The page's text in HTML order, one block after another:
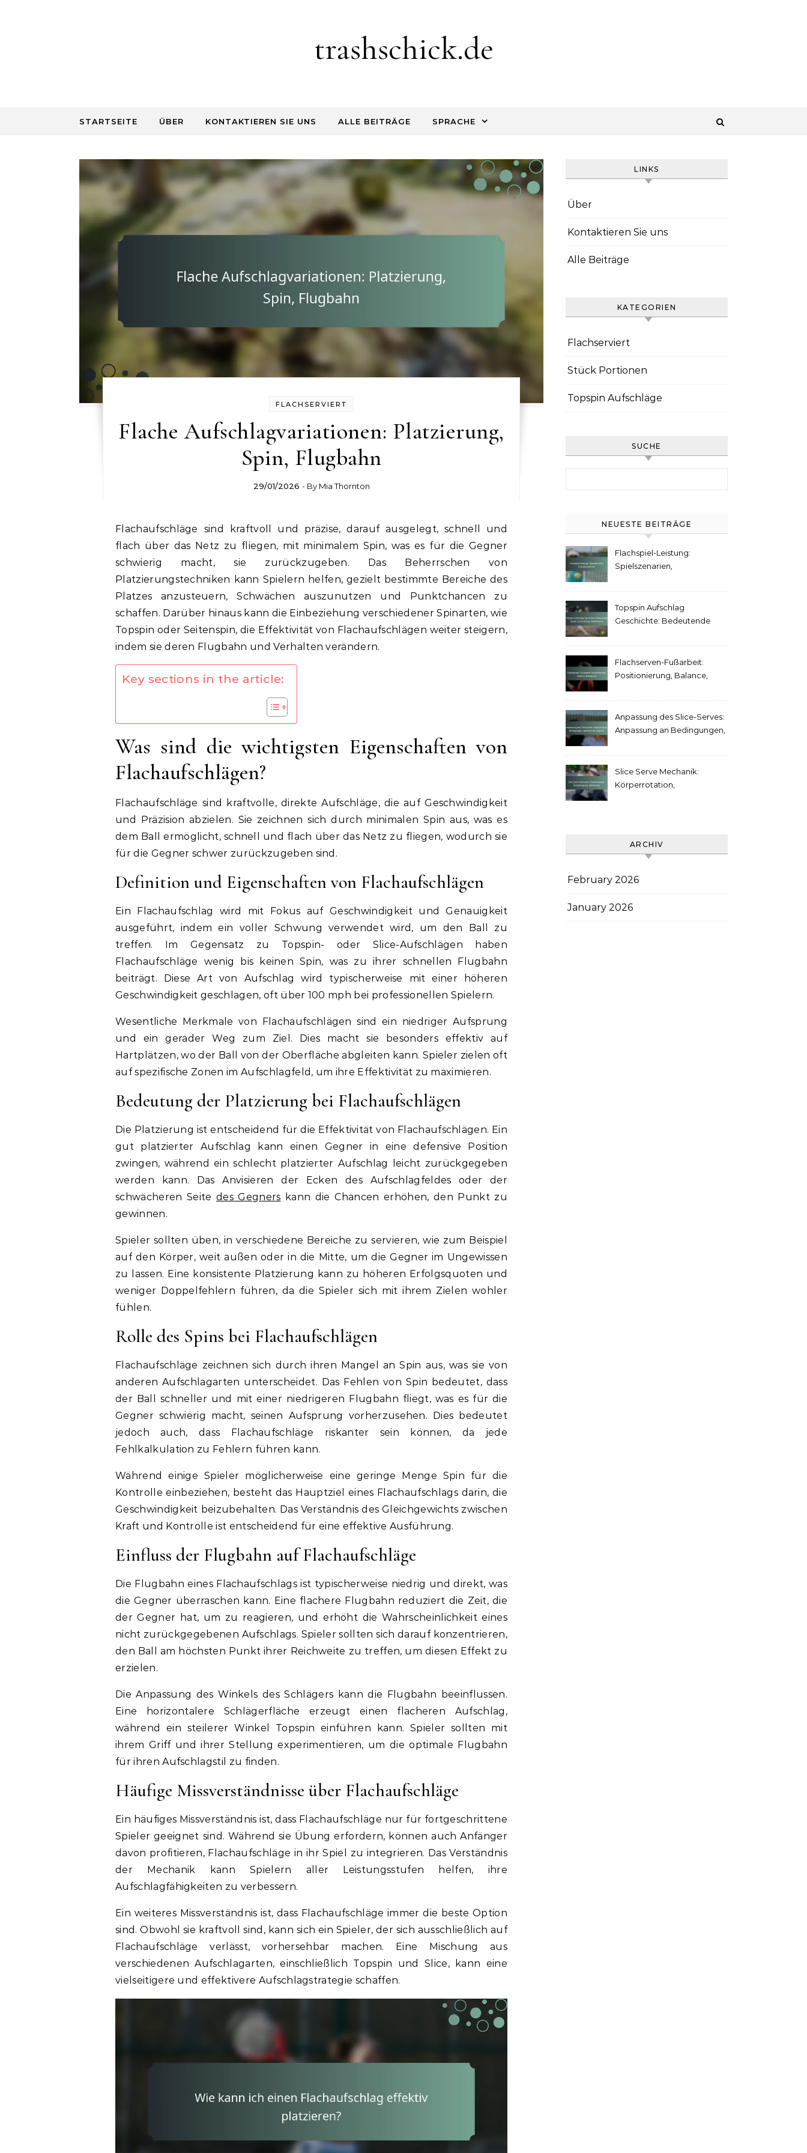
trashschick.de
STARTSEITE ÜBER KONTAKTIEREN SIE UNS ALLE BEITRÄGE SPRACHE
FLACHSERVIERT
Flache Aufschlagvariationen: Platzierung,
Spin, Flugbahn
29/01/2026 - By Mia Thornton
Flachaufschläge sind kraftvoll und präzise, darauf ausgelegt, schnell und
flach über das Netz zu fliegen, mit minimalem Spin, was es für die Gegner
schwierig macht, sie zurückzugeben. Das Beherrschen von
Platzierungstechniken kann Spielern helfen, gezielt bestimmte Bereiche des
Platzes anzusteuern, Schwächen auszunutzen und Punktchancen zu
schaffen. Darüber hinaus kann die Einbeziehung verschiedener Spinarten, wie
Topspin oder Seitenspin, die Effektivität von Flachaufschlägen weiter steigern,
indem sie deren Flugbahn und Verhalten verändern.
Key sections in the article:
Was sind die wichtigsten Eigenschaften von
Flachaufschlägen?
Flachaufschläge sind kraftvolle, direkte Aufschläge, die auf Geschwindigkeit
und Präzision abzielen. Sie zeichnen sich durch minimalen Spin aus, was es
dem Ball ermöglicht, schnell und flach über das Netz zu fliegen, wodurch sie
für die Gegner schwer zurückzugeben sind.
Definition und Eigenschaften von Flachaufschlägen
Ein Flachaufschlag wird mit Fokus auf Geschwindigkeit und Genauigkeit
ausgeführt, indem ein voller Schwung verwendet wird, um den Ball zu
treffen. Im Gegensatz zu Topspin- oder Slice-Aufschlägen haben
Flachaufschläge wenig bis keinen Spin, was zu ihrer schnellen Flugbahn
beiträgt. Diese Art von Aufschlag wird typischerweise mit einer höheren
Geschwindigkeit geschlagen, oft über 100 mph bei professionellen Spielern.
Wesentliche Merkmale von Flachaufschlägen sind ein niedriger Aufsprung
und ein gerader Weg zum Ziel. Dies macht sie besonders effektiv auf
Hartplätzen, wo der Ball von der Oberfläche abgleiten kann. Spieler zielen oft
auf spezifische Zonen im Aufschlagfeld, um ihre Effektivität zu maximieren.
Bedeutung der Platzierung bei Flachaufschlägen
Die Platzierung ist entscheidend für die Effektivität von Flachaufschlägen. Ein
gut platzierter Aufschlag kann einen Gegner in eine defensive Position
zwingen, während ein schlecht platzierter Aufschlag leicht zurückgegeben
werden kann. Das Anvisieren der Ecken des Aufschlagfeldes oder der
schwächeren Seitedes Gegners kann die Chancen erhöhen, den Punkt zu
gewinnen.
Spieler sollten üben, in verschiedene Bereiche zu servieren, wie zum Beispiel
auf den Körper, weit außen oder in die Mitte, um die Gegner im Ungewissen
zu lassen. Eine konsistente Platzierung kann zu höheren Erfolgsquoten und
weniger Doppelfehlern führen, da die Spieler sich mit ihrem Zielen wohler
fühlen.
Rolle des Spins bei Flachaufschlägen
Flachaufschläge zeichnen sich durch ihren Mangel an Spin aus, was sie von
anderen Aufschlagarten unterscheidet. Das Fehlen von Spin bedeutet, dass
der Ball schneller und mit einer niedrigeren Flugbahn fliegt, was es für die
Gegner schwierig macht, seinen Aufsprung vorherzusehen. Dies bedeutet
jedoch auch, dass Flachaufschläge riskanter sein können, da jede
Fehlkalkulation zu Fehlern führen kann.
Während einige Spieler möglicherweise eine geringe Menge Spin für die
Kontrolle einbeziehen, besteht das Hauptziel eines Flachaufschlags darin, die
Geschwindigkeit beizubehalten. Das Verständnis des Gleichgewichts zwischen
Kraft und Kontrolle ist entscheidend für eine effektive Ausführung.
Einfluss der Flugbahn auf Flachaufschläge
Die Flugbahn eines Flachaufschlags ist typischerweise niedrig und direkt, was
die Gegner überraschen kann. Eine flachere Flugbahn reduziert die Zeit, die
der Gegner hat, um zu reagieren, und erhöht die Wahrscheinlichkeit eines
nicht zurückgegebenen Aufschlags. Spieler sollten sich darauf konzentrieren,
den Ball am höchsten Punkt ihrer Reichweite zu treffen, um diesen Effekt zu
erzielen.
Die Anpassung des Winkels des Schlägers kann die Flugbahn beeinflussen.
Eine horizontalere Schlägerfläche erzeugt einen flacheren Aufschlag,
während ein steilerer Winkel Topspin einführen kann. Spieler sollten mit
ihrem Griff und ihrer Stellung experimentieren, um die optimale Flugbahn
für ihren Aufschlagstil zu finden.
Häufige Missverständnisse über Flachaufschläge
Ein häufiges Missverständnis ist, dass Flachaufschläge nur für fortgeschrittene
Spieler geeignet sind. Während sie Übung erfordern, können auch Anfänger
davon profitieren, Flachaufschläge in ihr Spiel zu integrieren. Das Verständnis
der Mechanik kann Spielern aller Leistungsstufen helfen, ihre
Aufschlagfähigkeiten zu verbessern.
Ein weiteres Missverständnis ist, dass Flachaufschläge immer die beste Option
sind. Obwohl sie kraftvoll sind, kann sich ein Spieler, der sich ausschließlich auf
Flachaufschläge verlässt, vorhersehbar machen. Eine Mischung aus
verschiedenen Aufschlagarten, einschließlich Topspin und Slice, kann eine
vielseitigere und effektivere Aufschlagstrategie schaffen.
LINKS
Über
Kontaktieren Sie uns
Alle Beiträge
KATEGORIEN
Flachserviert
Stück Portionen
Topspin Aufschläge
SUCHE
NEUESTE BEITRÄGE
Flachspiel-Leistung:
Spielszenarien,
Topspin Aufschlag
Geschichte: Bedeutende
Flachserven-Fußarbeit:
Positionierung, Balance,
Anpassung des Slice-Serves:
Anpassung an Bedingungen,
Slice Serve Mechanik:
Körperrotation,
ARCHIV
February 2026
January 2026